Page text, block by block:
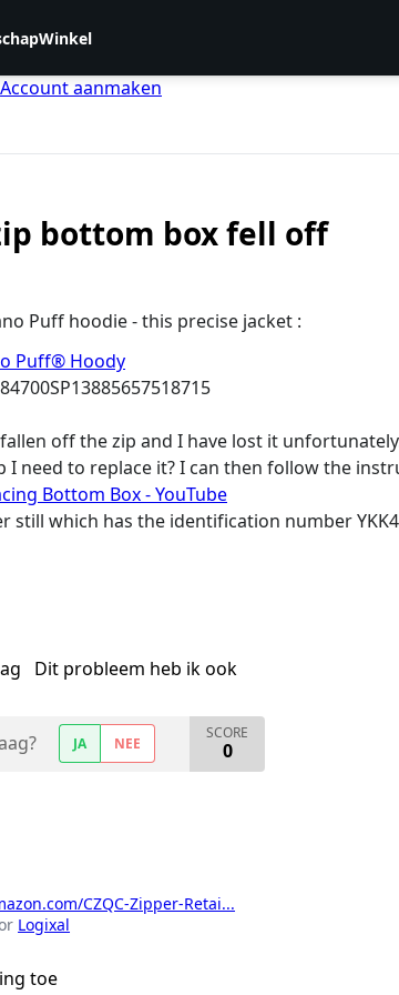
Winkel
Account aanmaken
bottom box fell off
Puff hoodie - this precise jacket :
Puff® Hoody
off the zip and I have lost it
I need to replace it? I can then follow the
Bottom Box - YouTube
still which has the identification number
Dit probleem heb ik ook
JA NEE
SCORE
0
CZQC-Zipper-Retai...
Logixal
toe